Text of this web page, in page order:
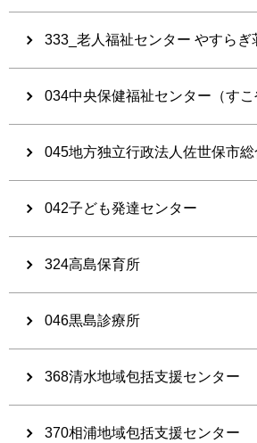
333_老人福祉センター やすらぎ
034中央保健福祉センター（すこ
045地方独立行政法人佐世保市
042子ども発達センター
324高島保育所
046黒島診療所
368清水地域包括支援センター
370相浦地域包括支援センター